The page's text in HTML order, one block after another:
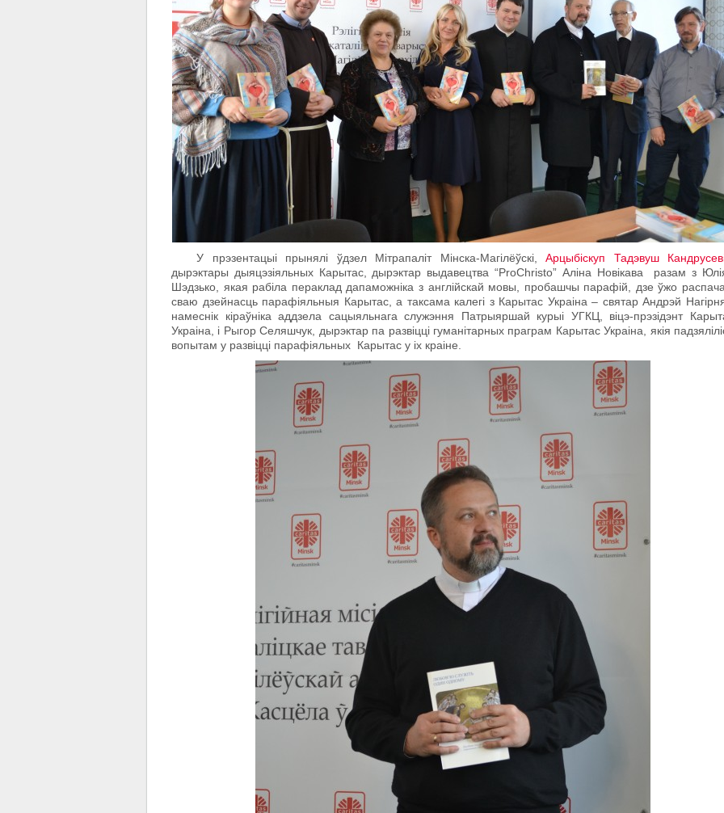
У прэзентацыі прынялі ўдзел Мітрапаліт Мінска-Магілёўскі,Арцыбіскуп Тадэвуш
дырэктары дыяцэзіяльных Карытас, дырэктар выдавецтва “ProChristo” Аліна Новікава разам з
Шэдзько, якая рабіла пераклад дапаможніка з англійскай мовы, пробашчы парафій, дзе ўжо
сваю дзейнасць парафіяльныя Карытас, а таксама калегі з Карытас Украіна – cвятар Андрэй
намеснік кіраўніка аддзела сацыяльнага служэння Патрыяршай курыі УГКЦ, віцэ-прэзідэнт
Украіна, і Рыгор Селяшчук, дырэктар па развіцці гуманітарных праграм Карытас Украіна, якія
вопытам у развіцці парафіяльных Карытас у іх краіне.